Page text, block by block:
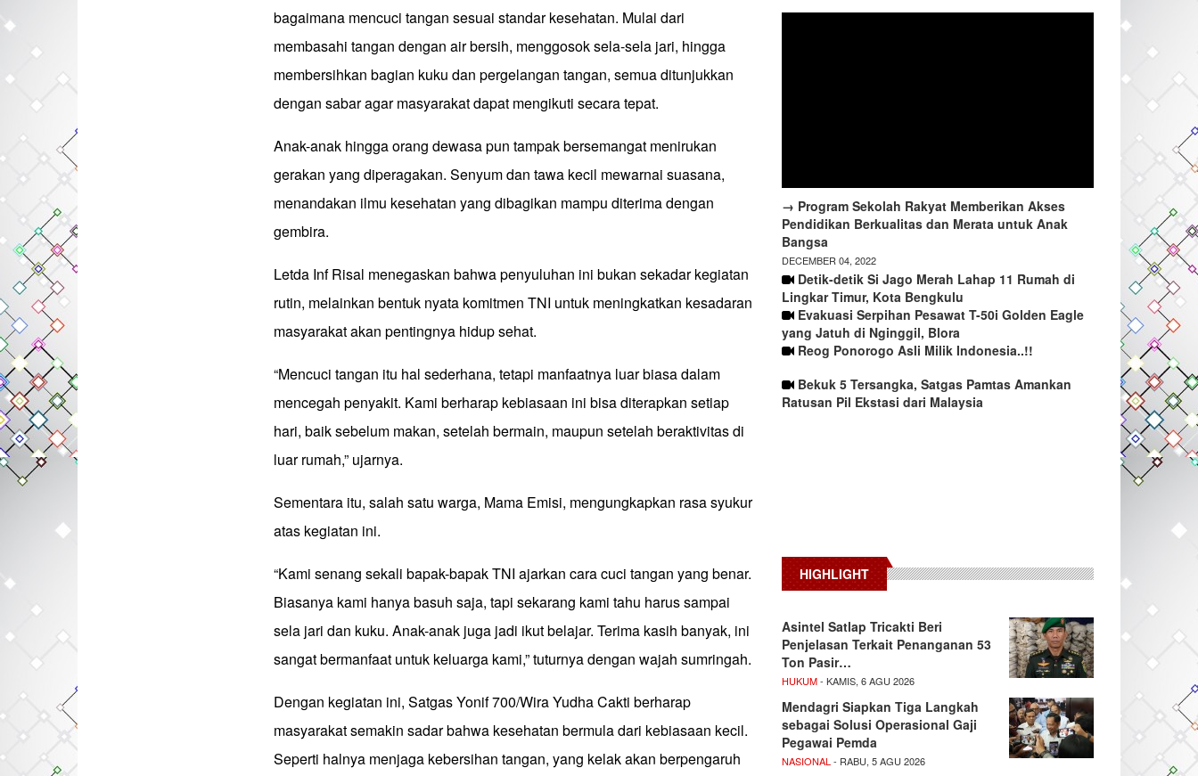
bagaimana mencuci tangan sesuai standar kesehatan. Mulai dari
membasahi tangan dengan air bersih, menggosok sela-sela jari, hingga
membersihkan bagian kuku dan pergelangan tangan, semua ditunjukkan
dengan sabar agar masyarakat dapat mengikuti secara tepat.
Anak-anak hingga orang dewasa pun tampak bersemangat menirukan
gerakan yang diperagakan. Senyum dan tawa kecil mewarnai suasana,
menandakan ilmu kesehatan yang dibagikan mampu diterima dengan
gembira.
Letda Inf Risal menegaskan bahwa penyuluhan ini bukan sekadar kegiatan
rutin, melainkan bentuk nyata komitmen TNI untuk meningkatkan kesadaran
masyarakat akan pentingnya hidup sehat.
“Mencuci tangan itu hal sederhana, tetapi manfaatnya luar biasa dalam
mencegah penyakit. Kami berharap kebiasaan ini bisa diterapkan setiap
hari, baik sebelum makan, setelah bermain, maupun setelah beraktivitas di
luar rumah,” ujarnya.
Sementara itu, salah satu warga, Mama Emisi, mengungkapkan rasa syukur
atas kegiatan ini.
“Kami senang sekali bapak-bapak TNI ajarkan cara cuci tangan yang benar.
Biasanya kami hanya basuh saja, tapi sekarang kami tahu harus sampai
sela jari dan kuku. Anak-anak juga jadi ikut belajar. Terima kasih banyak, ini
sangat bermanfaat untuk keluarga kami,” tuturnya dengan wajah sumringah.
Dengan kegiatan ini, Satgas Yonif 700/Wira Yudha Cakti berharap
masyarakat semakin sadar bahwa kesehatan bermula dari kebiasaan kecil.
Seperti halnya menjaga kebersihan tangan, yang kelak akan berpengaruh
→ Program Sekolah Rakyat Memberikan Akses
Pendidikan Berkualitas dan Merata untuk Anak
Bangsa
DECEMBER 04, 2022
Detik-detik Si Jago Merah Lahap 11 Rumah di
Lingkar Timur, Kota Bengkulu
Evakuasi Serpihan Pesawat T-50i Golden Eagle
yang Jatuh di Nginggil, Blora
Reog Ponorogo Asli Milik Indonesia..!!
Bekuk 5 Tersangka, Satgas Pamtas Amankan
Ratusan Pil Ekstasi dari Malaysia
HIGHLIGHT
Asintel Satlap Tricakti Beri
Penjelasan Terkait Penanganan 53
Ton Pasir…
HUKUM- KAMIS, 6 AGU 2026
Mendagri Siapkan Tiga Langkah
sebagai Solusi Operasional Gaji
Pegawai Pemda
NASIONAL - RABU, 5 AGU 2026